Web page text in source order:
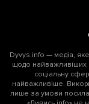
Dyvys.info — медіа,
щодо найважливіших
соціальну
найважливіше.
лише за умови